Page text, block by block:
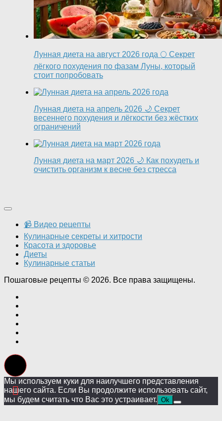
Лунная диета на август 2026 года 🌕 Секрет
лёгкого похудения по фазам Луны, который
стоит попробовать
Лунная диета на апрель 2026 🌙 Секрет
весеннего похудения и лёгкости без жёстких
ограничений
Лунная диета на март 2026 🌙 Как похудеть и
очистить организм к весне без стресса
📹 Видео рецепты
Кулинарные секреты и хитрости
Красота и здоровье
Диеты
Кулинарные статьи
Пошаговые рецепты © 2026. Все права защищены.
Мы используем куки для наилучшего представления
нашего сайта. Если Вы продолжите использовать сайт,
мы будем считать что Вас это устраивает. Ok